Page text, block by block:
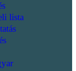
lista